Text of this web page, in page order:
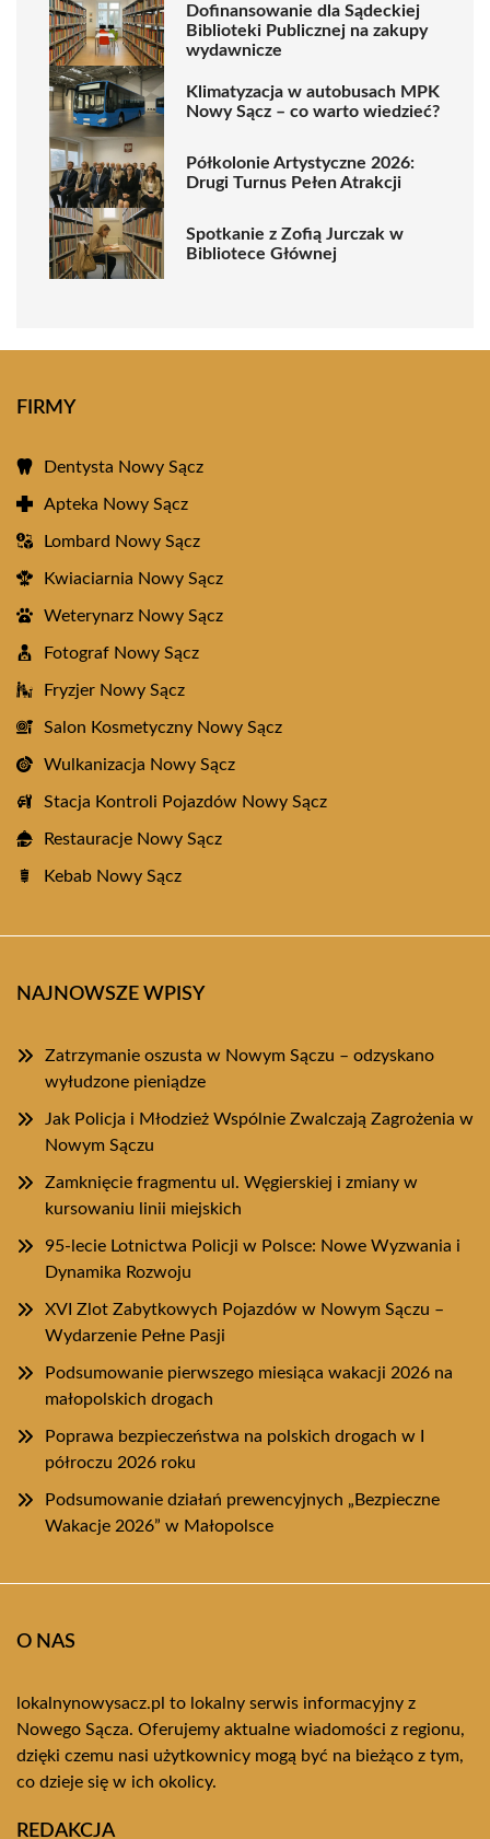
Dofinansowanie dla Sądeckiej
Biblioteki Publicznej na zakupy
wydawnicze
Klimatyzacja w autobusach MPK
Nowy Sącz – co warto wiedzieć?
Półkolonie Artystyczne 2026:
Drugi Turnus Pełen Atrakcji
Spotkanie z Zofią Jurczak w
Bibliotece Głównej
FIRMY
Dentysta Nowy Sącz
Apteka Nowy Sącz
Lombard Nowy Sącz
Kwiaciarnia Nowy Sącz
Weterynarz Nowy Sącz
Fotograf Nowy Sącz
Fryzjer Nowy Sącz
Salon Kosmetyczny Nowy Sącz
Wulkanizacja Nowy Sącz
Stacja Kontroli Pojazdów Nowy Sącz
Restauracje Nowy Sącz
Kebab Nowy Sącz
NAJNOWSZE WPISY
Zatrzymanie oszusta w Nowym Sączu – odzyskano
wyłudzone pieniądze
Jak Policja i Młodzież Wspólnie Zwalczają Zagrożenia w
Nowym Sączu
Zamknięcie fragmentu ul. Węgierskiej i zmiany w
kursowaniu linii miejskich
95-lecie Lotnictwa Policji w Polsce: Nowe Wyzwania i
Dynamika Rozwoju
XVI Zlot Zabytkowych Pojazdów w Nowym Sączu –
Wydarzenie Pełne Pasji
Podsumowanie pierwszego miesiąca wakacji 2026 na
małopolskich drogach
Poprawa bezpieczeństwa na polskich drogach w I
półroczu 2026 roku
Podsumowanie działań prewencyjnych „Bezpieczne
Wakacje 2026” w Małopolsce
O NAS
lokalnynowysacz.pl to lokalny serwis informacyjny z
Nowego Sącza. Oferujemy aktualne wiadomości z regionu,
dzięki czemu nasi użytkownicy mogą być na bieżąco z tym,
co dzieje się w ich okolicy.
REDAKCJA